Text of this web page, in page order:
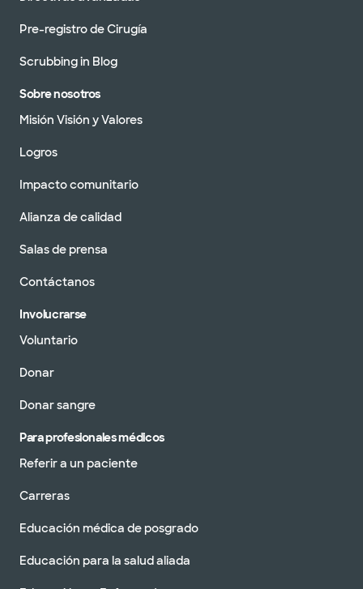
Pre-registro de Cirugía
Scrubbing in Blog
Sobre nosotros
Misión Visión y Valores
Logros
Impacto comunitario
Alianza de calidad
Salas de prensa
Contáctanos
Involucrarse
Voluntario
Donar
Donar sangre
Para profesionales médicos
Referir a un paciente
Carreras
Educación médica de posgrado
Educación para la salud aliada